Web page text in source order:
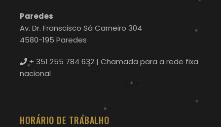
Paredes
Av. Dr. Franscisco Sá Carneiro 304
4580-195 Paredes
+ 351 255 784 632 | Chamada para a rede fixa
nacional
HORÁRIO DE TRABALHO